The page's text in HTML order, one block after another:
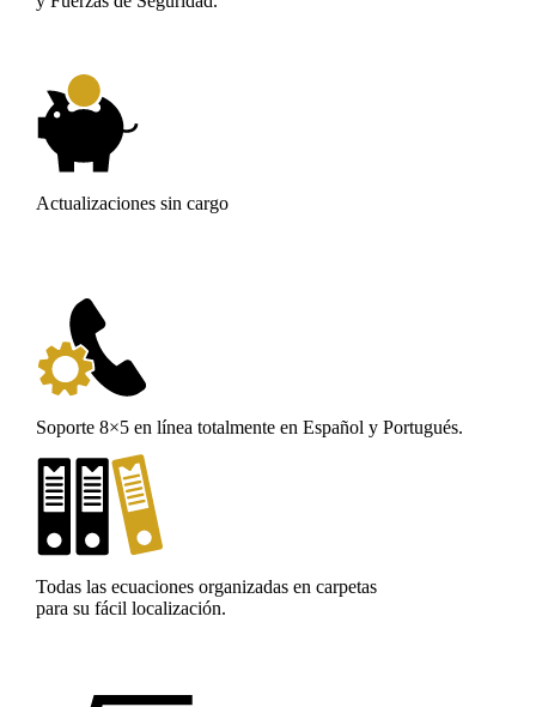
Actualizaciones sin cargo
Soporte 8×5 en línea totalmente en Español y Portugués.
Todas las ecuaciones organizadas en carpetas
para su fácil localización.